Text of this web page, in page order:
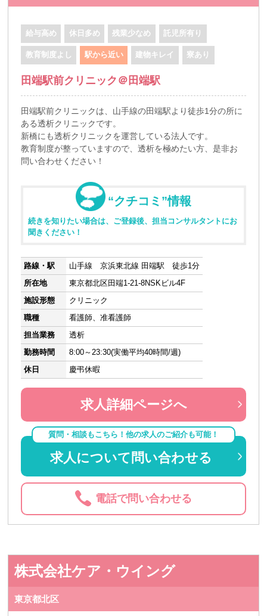
給与高め 休日多め 残業少なめ 託児所有り
教育制度よし 駅から近い 建物キレイ 寮あり
田端駅前クリニック＠田端駅
田端駅前クリニックは、山手線の田端駅より徒歩1分の所に
ある透析クリニックです。
新橋にも透析クリニックを運営している法人です。
教育制度が整っていますので、透析を極めたい方、是非お
問い合わせください！
“クチコミ”情報
続きを知りたい場合は、ご登録後、担当コンサルタントにお
聞きください！
路線・駅
山手線 京浜東北線 田端駅 徒歩1分
所在地
東京都北区田端1-21-8NSKビル4F
施設形態
クリニック
職種
看護師、准看護師
担当業務
透析
勤務時間
8:00～23:30(実働平均40時間/週)
休日
慶弔休暇
求人詳細ページへ
質問・相談もこちら！他の求人のご紹介も可能！
求人について問い合わせる
電話で問い合わせる
株式会社ケア・ウイング
東京都北区